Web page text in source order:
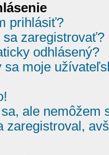
prihlásiť?
zaregistrovať?
odhlásený?
sa moje
ale nemôžem
zaregistroval,